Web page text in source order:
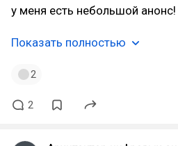
у меня есть небольшой анонс!
Показать полностью
2
2